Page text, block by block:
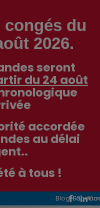
du
2026.
seront
du 24 août
accordée
au délai
à tous !
RSS